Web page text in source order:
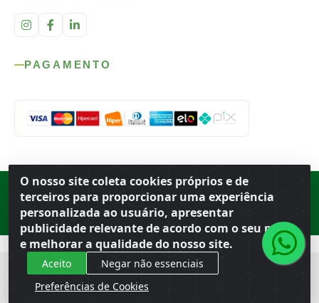
O nosso site coleta cookies próprios e de
terceiros para proporcionar uma experiência
personalizada ao usuário, apresentar
publicidade relevante de acordo com o seu perfil
e melhorar a qualidade do nosso site.
Aceito
Negar não essenciais
Preferências de Cookies
PAGAMENTO
Porto Ferreira ·BR
13.669-899· CNPJ 56.679.863/0001-91
© 2026 Atacado Ideal